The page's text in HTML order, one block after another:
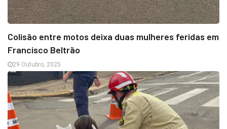
Colisão entre motos deixa duas mulheres feridas em
Francisco Beltrão
29 Outubro, 2025